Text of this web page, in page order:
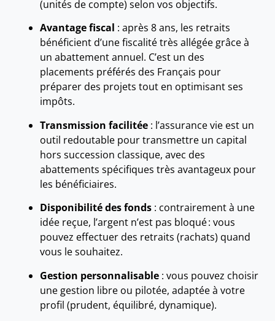
(unités de compte) selon vos objectifs.
Avantage fiscal : après 8 ans, les retraits
bénéficient d’une fiscalité très allégée grâce à
un abattement annuel. C’est un des
placements préférés des Français pour
préparer des projets tout en optimisant ses
impôts.
Transmission facilitée : l’assurance vie est un
outil redoutable pour transmettre un capital
hors succession classique, avec des
abattements spécifiques très avantageux pour
les bénéficiaires.
Disponibilité des fonds : contrairement à une
idée reçue, l’argent n’est pas bloqué : vous
pouvez effectuer des retraits (rachats) quand
vous le souhaitez.
Gestion personnalisable : vous pouvez choisir
une gestion libre ou pilotée, adaptée à votre
profil (prudent, équilibré, dynamique).